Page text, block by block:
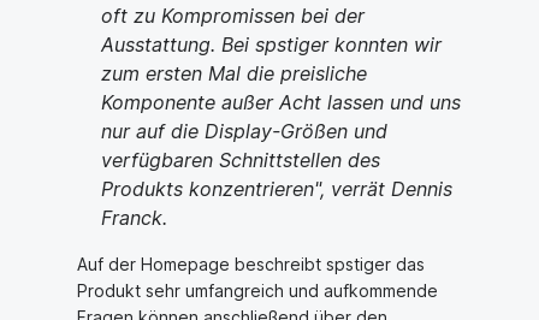
oft zu Kompromissen bei der
Ausstattung. Bei spstiger konnten wir
zum ersten Mal die preisliche
Komponente außer Acht lassen und uns
nur auf die Display-Größen und
verfügbaren Schnittstellen des
Produkts konzentrieren", verrät Dennis
Franck.
Auf der Homepage beschreibt spstiger das
Produkt sehr umfangreich und aufkommende